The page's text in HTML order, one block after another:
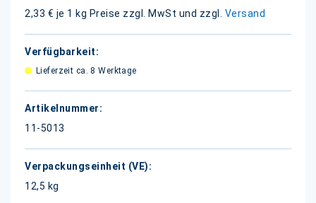
Informationen
2,33 € je 1 kg Preise zzgl. MwSt und zzgl. Versand
Lieferzeit ca. 8 Werktage
11-5013
12,5 kg